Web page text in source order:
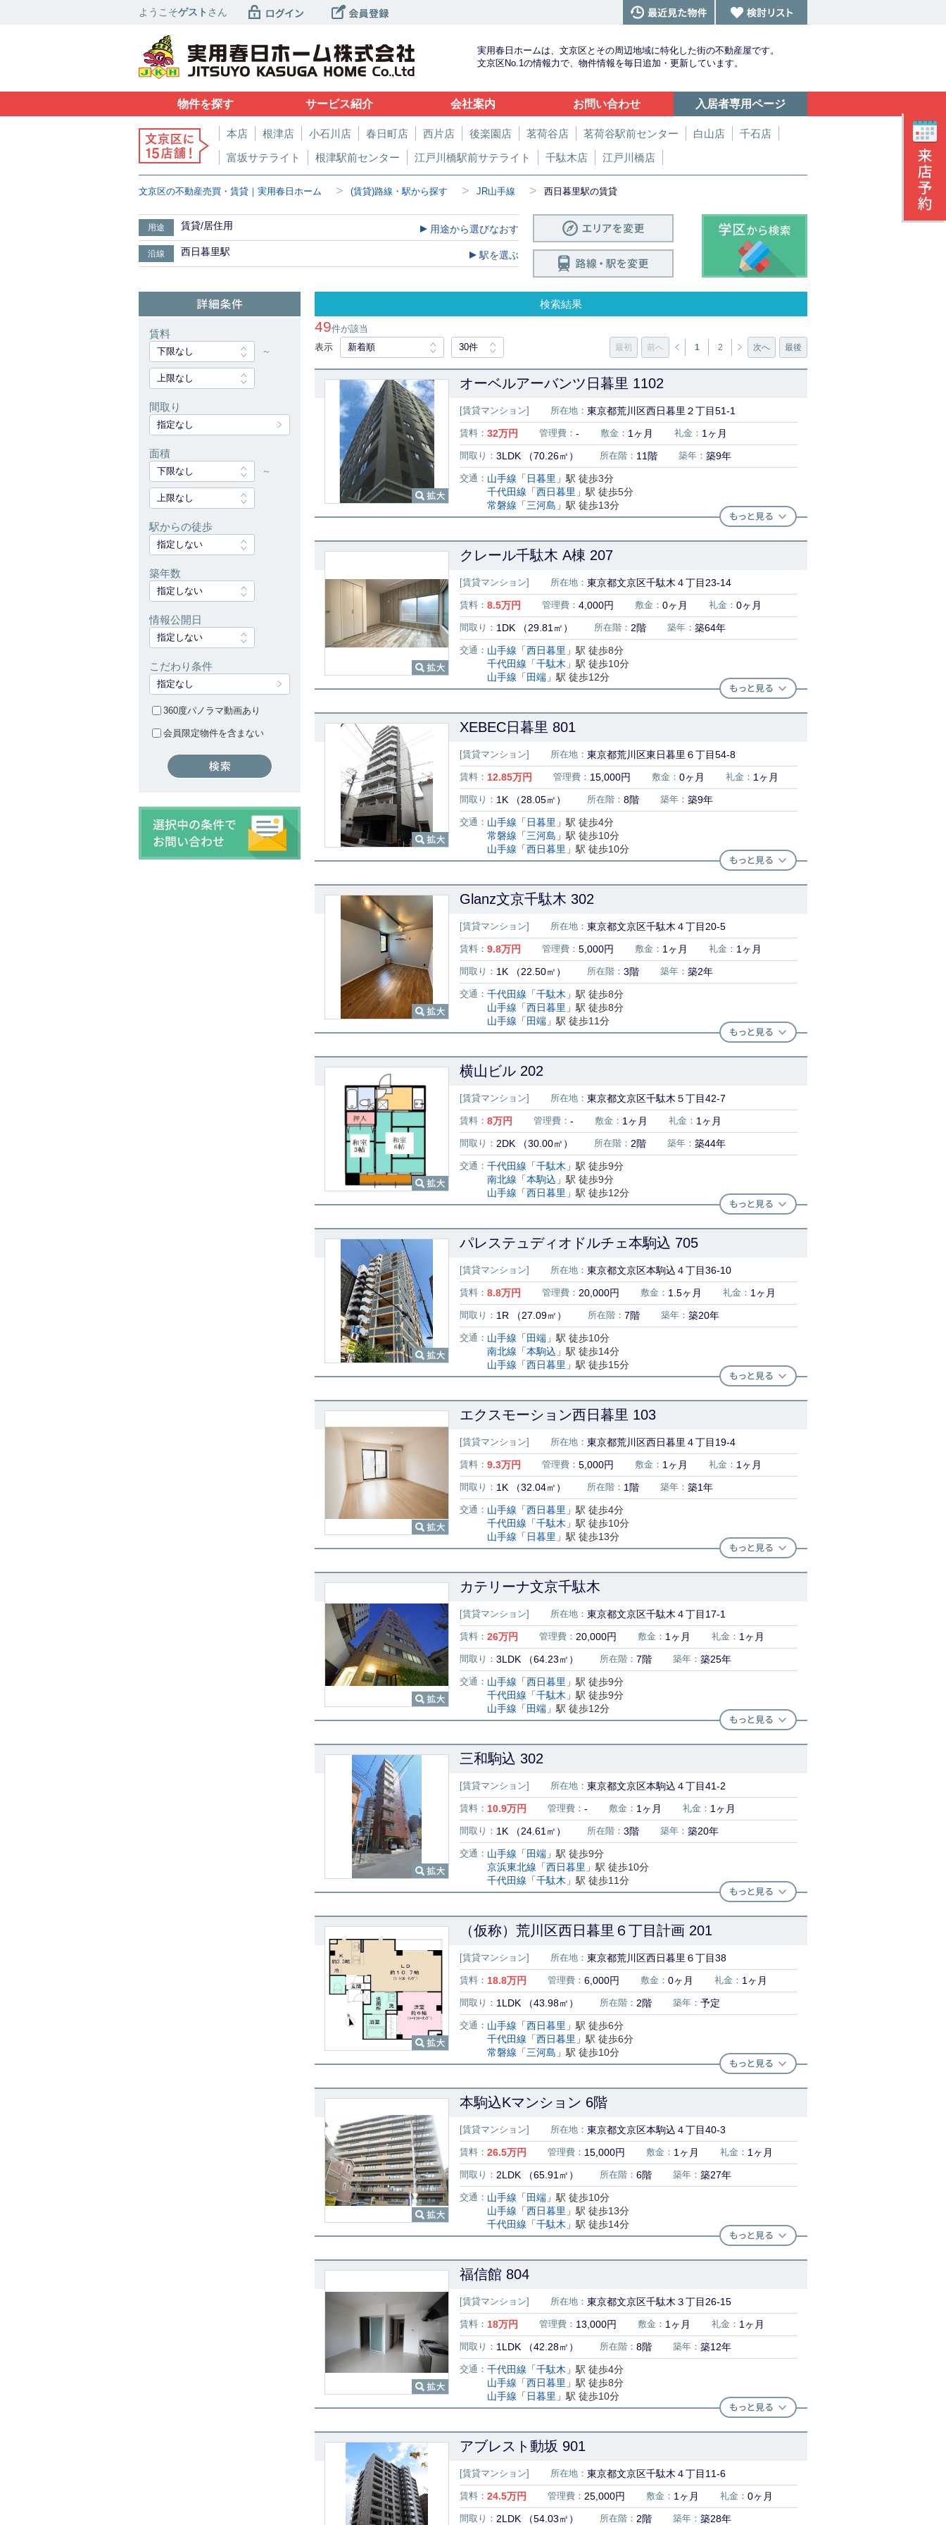
ようこそゲスト さん
実用春日ホームは、文京区とその周辺地域に特化した街の不動産屋です。
文京区No.1の情報力で、物件情報を毎日追加・更新しています。
物件を探す サービス紹介 会社案内 お問い合わせ 入居者専用ページ
本店 根津店 小石川店 春日町店 西片店 後楽園店 茗荷谷店 茗荷谷駅前センター 白山店
千石店
富坂サテライト
根津駅前センター 江戸川橋駅前サテライト 千駄木店 江戸川橋店
文京区の不動産売買・賃貸｜実用春日ホーム > (賃貸)路線・駅から探す > JR山手線 > 西日暮里駅の賃貸
用途 賃貸/居住用 用途から選びなおす
沿線 西日暮里駅 駅を選ぶ
検索結果
49件が該当
表示
新着順 30件 最初 前へ 1 2 次へ 最後
オーベルアーバンツ日暮里 1102
[賃貸マンション] 所在地： 東京都荒川区西日暮里２丁目51-1
賃料： 32万円 管理費： - 敷金： 1ヶ月 礼金： 1ヶ月
間取り： 3LDK （70.26㎡） 所在階： 11階 築年： 築9年
交通： 山手線 「 日暮里 」駅 徒歩3分
千代田線 「西日暮里 」駅 徒歩5分
常磐線 「三河島 」駅 徒歩13分
クレール千駄木 A棟 207
[賃貸マンション] 所在地： 東京都文京区千駄木４丁目23-14
賃料： 8.5万円 管理費： 4,000円 敷金： 0ヶ月 礼金： 0ヶ月
間取り： 1DK （29.81㎡） 所在階： 2階 築年： 築64年
交通： 山手線 「西日暮里 」駅 徒歩8分
千代田線 「千駄木 」駅 徒歩10分
山手線 「 田端 」駅 徒歩12分
XEBEC日暮里 801
[賃貸マンション] 所在地： 東京都荒川区東日暮里６丁目54-8
賃料： 12.85万円 管理費： 15,000円 敷金： 0ヶ月 礼金： 1ヶ月
間取り： 1K （28.05㎡） 所在階： 8階 築年： 築9年
交通： 山手線 「 日暮里 」駅 徒歩4分
常磐線 「三河島 」駅 徒歩10分
山手線 「西日暮里 」駅 徒歩10分
Glanz文京千駄木 302
[賃貸マンション] 所在地： 東京都文京区千駄木４丁目20-5
賃料： 9.8万円 管理費： 5,000円 敷金： 1ヶ月 礼金： 1ヶ月
間取り： 1K （22.50㎡） 所在階： 3階 築年： 築2年
交通： 千代田線 「千駄木 」駅 徒歩8分
山手線 「西日暮里 」駅 徒歩8分
山手線 「 田端 」駅 徒歩11分
横山ビル 202
[賃貸マンション] 所在地： 東京都文京区千駄木５丁目42-7
賃料： 8万円 管理費： - 敷金： 1ヶ月 礼金： 1ヶ月
間取り： 2DK （30.00㎡） 所在階： 2階 築年： 築44年
交通： 千代田線 「千駄木 」駅 徒歩9分
南北線 「本駒込 」駅 徒歩9分
山手線 「西日暮里 」駅 徒歩12分
パレステュディオドルチェ本駒込 705
[賃貸マンション] 所在地： 東京都文京区本駒込４丁目36-10
賃料： 8.8万円 管理費： 20,000円 敷金： 1.5ヶ月 礼金： 1ヶ月
間取り： 1R （27.09㎡） 所在階： 7階 築年： 築20年
交通： 山手線 「 田端 」駅 徒歩10分
南北線 「本駒込 」駅 徒歩14分
山手線 「西日暮里 」駅 徒歩15分
エクスモーション西日暮里 103
[賃貸マンション] 所在地： 東京都荒川区西日暮里４丁目19-4
賃料： 9.3万円 管理費： 5,000円 敷金： 1ヶ月 礼金： 1ヶ月
間取り： 1K （32.04㎡） 所在階： 1階 築年： 築1年
交通： 山手線 「西日暮里 」駅 徒歩4分
千代田線 「千駄木 」駅 徒歩10分
山手線 「 日暮里 」駅 徒歩13分
カテリーナ文京千駄木
[賃貸マンション] 所在地： 東京都文京区千駄木４丁目17-1
賃料： 26万円 管理費： 20,000円 敷金： 1ヶ月 礼金： 1ヶ月
間取り： 3LDK （64.23㎡） 所在階： 7階 築年： 築25年
交通： 山手線 「西日暮里 」駅 徒歩9分
千代田線 「千駄木 」駅 徒歩9分
山手線 「 田端 」駅 徒歩12分
三和駒込 302
[賃貸マンション] 所在地： 東京都文京区本駒込４丁目41-2
賃料： 10.9万円 管理費： - 敷金： 1ヶ月 礼金： 1ヶ月
間取り： 1K （24.61㎡） 所在階： 3階 築年： 築20年
交通： 山手線 「 田端 」駅 徒歩9分
京浜東北線 「西日暮里 」駅 徒歩10分
千代田線 「千駄木 」駅 徒歩11分
（仮称）荒川区西日暮里６丁目計画 201
[賃貸マンション] 所在地： 東京都荒川区西日暮里６丁目38
賃料： 18.8万円 管理費： 6,000円 敷金： 0ヶ月 礼金： 1ヶ月
間取り： 1LDK （43.98㎡） 所在階： 2階 築年： 予定
交通： 山手線 「西日暮里 」駅 徒歩6分
千代田線 「西日暮里 」駅 徒歩6分
常磐線 「三河島 」駅 徒歩10分
本駒込Kマンション 6階
[賃貸マンション] 所在地： 東京都文京区本駒込４丁目40-3
賃料： 26.5万円 管理費： 15,000円 敷金： 1ヶ月 礼金： 1ヶ月
間取り： 2LDK （65.91㎡） 所在階： 6階 築年： 築27年
交通： 山手線 「 田端 」駅 徒歩10分
山手線 「西日暮里 」駅 徒歩13分
千代田線 「千駄木 」駅 徒歩14分
福信館 804
[賃貸マンション] 所在地： 東京都文京区千駄木３丁目26-15
賃料： 18万円 管理費： 13,000円 敷金： 1ヶ月 礼金： 1ヶ月
間取り： 1LDK （42.28㎡） 所在階： 8階 築年： 築12年
交通： 千代田線 「千駄木 」駅 徒歩4分
山手線 「西日暮里 」駅 徒歩8分
山手線 「 日暮里 」駅 徒歩10分
アブレスト動坂 901
[賃貸マンション] 所在地： 東京都文京区千駄木４丁目11-6
賃料： 24.5万円 管理費： 25,000円 敷金： 1ヶ月 礼金： 0ヶ月
間取り： 2LDK （54.03㎡） 所在階： 2階 築年： 築28年
賃料
下限なし ～
上限なし
間取り
指定なし
面積
下限なし ～
上限なし
駅からの徒歩
指定しない
築年数
指定しない
情報公開日
指定しない
こだわり条件
指定なし
360度パノラマ動画あり
会員限定物件を含まない